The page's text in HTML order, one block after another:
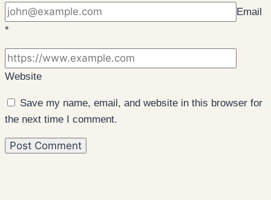
Email
*
Website
Save my name, email, and website in this browser for
the next time I comment.